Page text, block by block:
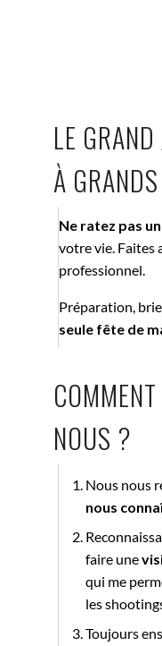
LE
À
Ne ratez pas
votre vie. Faites
professionnel.
Préparation,
seule fête de
NOUS ?
Nous nous
nous
faire une
qui me
les
Toujours